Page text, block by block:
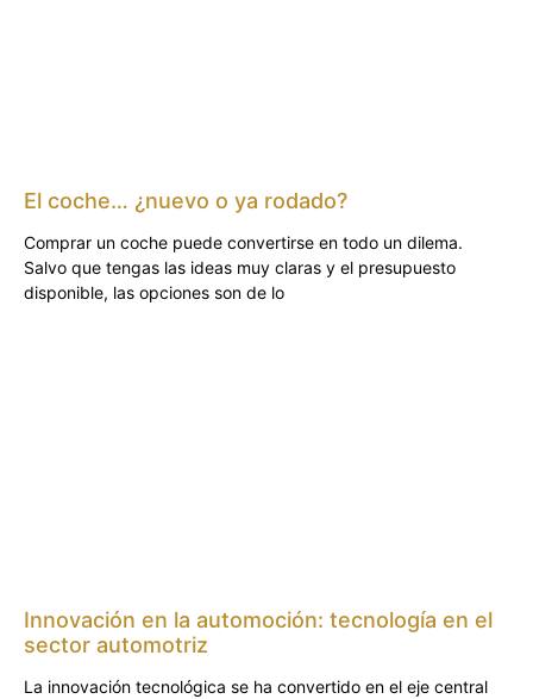
El coche… ¿nuevo o ya rodado?
Comprar un coche puede convertirse en todo un dilema.
Salvo que tengas las ideas muy claras y el presupuesto
disponible, las opciones son de lo
Innovación en la automoción: tecnología en el
sector automotriz
La innovación tecnológica se ha convertido en el eje central